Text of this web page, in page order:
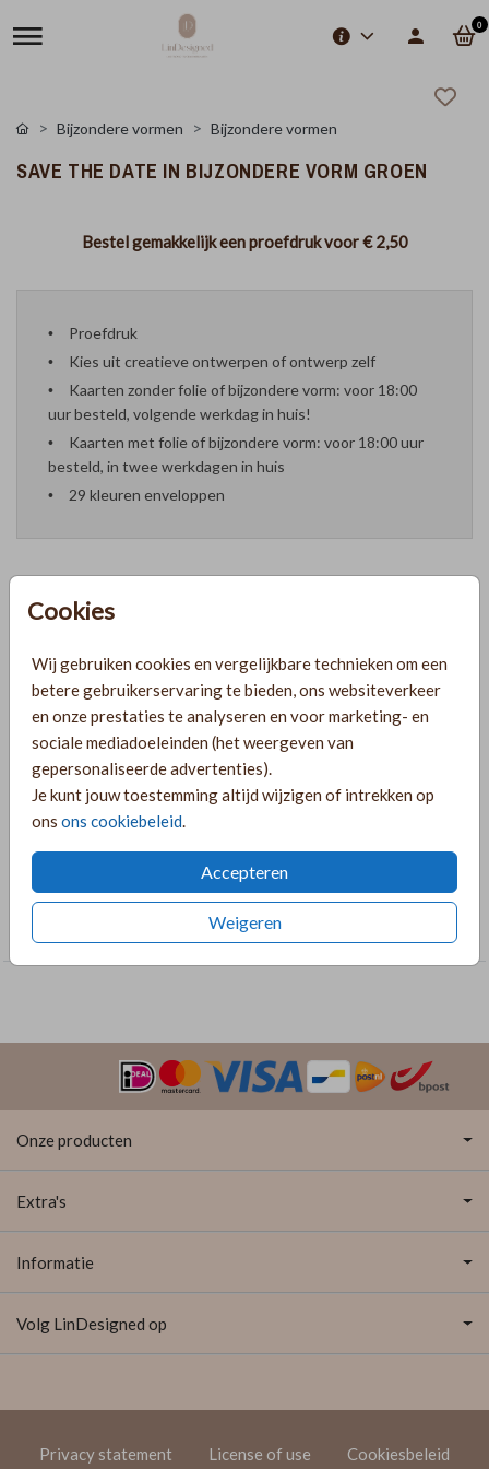
0
Cookies
Wij gebruiken cookies en vergelijkbare technieken om een
betere gebruikerservaring te bieden, ons websiteverkeer
en onze prestaties te analyseren en voor marketing- en
sociale mediadoeleinden (het weergeven van
gepersonaliseerde advertenties).
Je kunt jouw toestemming altijd wijzigen of intrekken op
ons ons cookiebeleid.
Accepteren
Weigeren
Bijzondere vormen Bijzondere vormen
SAVE THE DATE IN BIJZONDERE VORM GROEN
Bestel gemakkelijk een proefdruk voor€ 2,50
Proefdruk
Kies uit creatieve ontwerpen of ontwerp zelf
Kaarten zonder folie of bijzondere vorm: voor 18:00
uur besteld, volgende werkdag in huis!
Kaarten met folie of bijzondere vorm: voor 18:00 uur
besteld, in twee werkdagen in huis
29 kleuren enveloppen
Formaten en prijzen
PRODUCTINFORMATIE
OMSCHRIJVING
Ovalen save the date in groen met goudfolie. Je kunt deze
COLLECTIE
Onze producten
Extra's
Informatie
Volg LinDesigned op
Privacy statement License of use Cookiesbeleid